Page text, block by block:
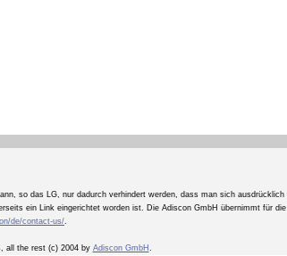
so das LG, nur dadurch verhindert werden, dass man sich
ein Link eingerichtet worden ist. Die Adiscon GmbH übernimmt für
de/contact-us/.
all the rest (c) 2004 by Adiscon GmbH .